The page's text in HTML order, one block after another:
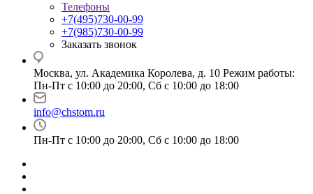
Телефоны
+7(495)730-00-99
+7(985)730-00-99
Заказать звонок
Москва, ул. Академика Королева, д. 10 Режим работы:
Пн-Пт с 10:00 до 20:00, Сб с 10:00 до 18:00
info@chstom.ru
Пн-Пт с 10:00 до 20:00, Сб с 10:00 до 18:00